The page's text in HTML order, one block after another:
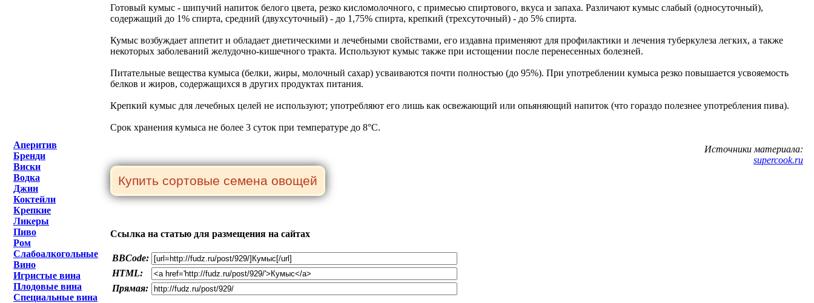
Аперитив
Бренди
Виски
Водка
Джин
Коктейли
Крепкие
Ликеры
Пиво
Ром
Слабоалкогольные
Вино
Игристые вина
Плодовые вина
Специальные вина
Готовый кумыс - шипучий напиток белого цвета, резко кисломолочного, с примесью спиртового, вкуса и запаха. Различают кумыс слабый (односуточный),
содержащий до 1% спирта, средний (двухсуточный) - до 1,75% спирта, крепкий (трехсуточный) - до 5% спирта.
Кумыс возбуждает аппетит и обладает диетическими и лечебными свойствами, его издавна применяют для профилактики и лечения туберкулеза легких, а также
некоторых заболеваний желудочно-кишечного тракта. Используют кумыс также при истощении после перенесенных болезней.
Питательные вещества кумыса (белки, жиры, молочный сахар) усваиваются почти полностью (до 95%). При употреблении кумыса резко повышается усвояемость
белков и жиров, содержащихся в других продуктах питания.
Крепкий кумыс для лечебных целей не используют; употребляют его лишь как освежающий или опьяняющий напиток (что гораздо полезнее употребления пива).
Срок хранения кумыса не более 3 суток при температуре до 8°С.
Источники материала:
supercook.ru
Ссылка на статью для размещения на сайтах
BBCode:
HTML:
Прямая: